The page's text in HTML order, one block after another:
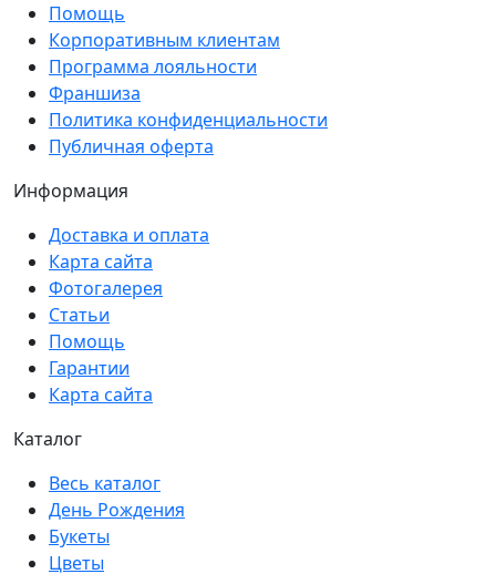
Помощь
Корпоративным клиентам
Программа лояльности
Франшиза
Политика конфиденциальности
Публичная оферта
Информация
Доставка и оплата
Карта сайта
Фотогалерея
Статьи
Помощь
Гарантии
Карта сайта
Каталог
Весь каталог
День Рождения
Букеты
Цветы